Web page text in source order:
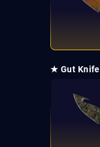
★ Gut Knife